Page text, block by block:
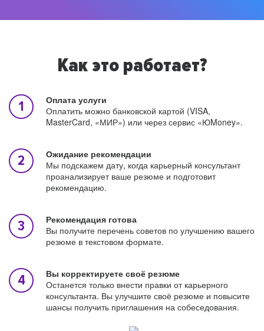
Как это работает?
Оплата услуги
Оплатить можно банковской картой (VISA,
MasterCard, «МИР») или через сервис «ЮMoney».
Ожидание рекомендации
Мы подскажем дату, когда карьерный консультант
проанализирует ваше резюме и подготовит
рекомендацию.
Рекомендация готова
Вы получите перечень советов по улучшению вашего
резюме в текстовом формате.
Вы корректируете своё резюме
Останется только внести правки от карьерного
консультанта. Вы улучшите своё резюме и повысите
шансы получить приглашения на собеседования.